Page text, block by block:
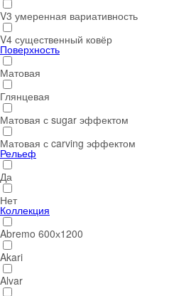
V3 умеренная вариативность
V4 существенный ковёр
Поверхность
Матовая
Глянцевая
Матовая с sugar эффектом
Матовая с carving эффектом
Рельеф
Да
Нет
Коллекция
Abremo 600х1200
Akari
Alvar